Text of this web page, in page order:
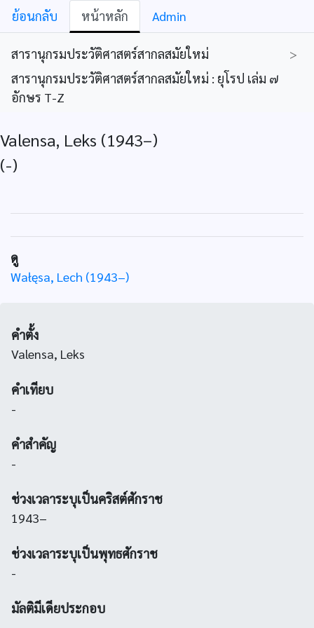
ย้อนกลับ หน้าหลัก Admin
สารานุกรมประวัติศาสตร์สากลสมัยใหม่
>
สารานุกรมประวัติศาสตร์สากลสมัยใหม่ : ยุโรป เล่ม ๗
อักษร T-Z
Valensa, Leks (1943–)
(-)
ดู
Wałęsa, Lech (1943–)
คำตั้ง
Valensa, Leks
คำเทียบ
-
คำสำคัญ
-
ช่วงเวลาระบุเป็นคริสต์ศักราช
1943–
ช่วงเวลาระบุเป็นพุทธศักราช
-
มัลติมีเดียประกอบ